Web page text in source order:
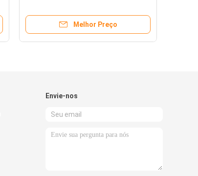
de polegada
Melhor Preço
Envie-nos